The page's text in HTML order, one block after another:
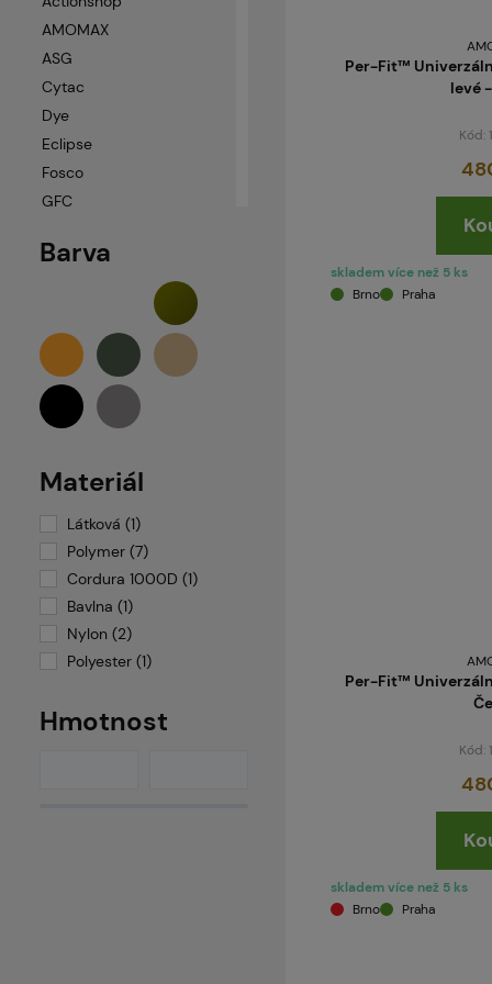
AMOMAX
ASG
Cytac
Dye
Eclipse
Fosco
GFC
Neuvedeno
SATAC
SIXMM
Specna Arms
Swiss Arms
Tiberius Arms
Umarex
Barva
Materiál
Látková (1)
Polymer (7)
Cordura 1000D (1)
Bavlna (1)
Nylon (2)
Polyester (1)
Hmotnost
Per-Fit™
levé
Kód:
skladem více než 5 ks
Brno
Praha
Per-Fit™
Kód:
skladem více než 5 ks
Brno
Praha